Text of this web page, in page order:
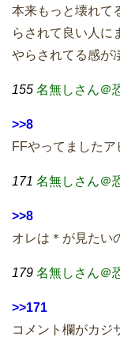
本来もっと壊れて
らされて良い人に
やらされてる感が
155 名無しさん＠
>>8
FFやってました
171 名無しさん＠
>>8
オレは＊が見たい
179 名無しさん＠
>>171
コメント欄がカジ